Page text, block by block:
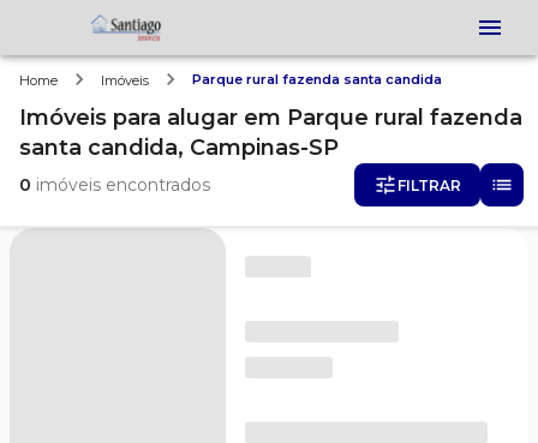
Home Imóveis Parque rural fazenda santa candida
Imóveis para alugar em Parque rural fazenda
santa candida, Campinas-SP
0 imóveis encontrados FILTRAR